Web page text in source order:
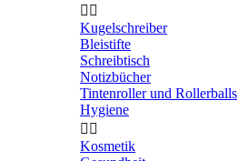
 
Kugelschreiber
Bleistifte
Schreibtisch
Notizbücher
Tintenroller und Rollerballs
Hygiene
 
Kosmetik